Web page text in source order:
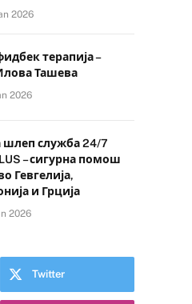
2026
терапија –
Ташева
2026
шлеп служба 24/7
– сигурна помош
Гевгелија,
и Грција
2026
Twitter